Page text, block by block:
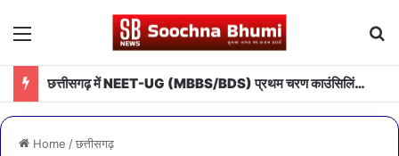
Menu
छत्तीसगढ़ में NEET-UG (MBBS/BDS) प्रथम चरण काउंसिलिंग हेतु ऑनलाईन आवेदन प्रारंभ
Home /छत्तीसगढ़